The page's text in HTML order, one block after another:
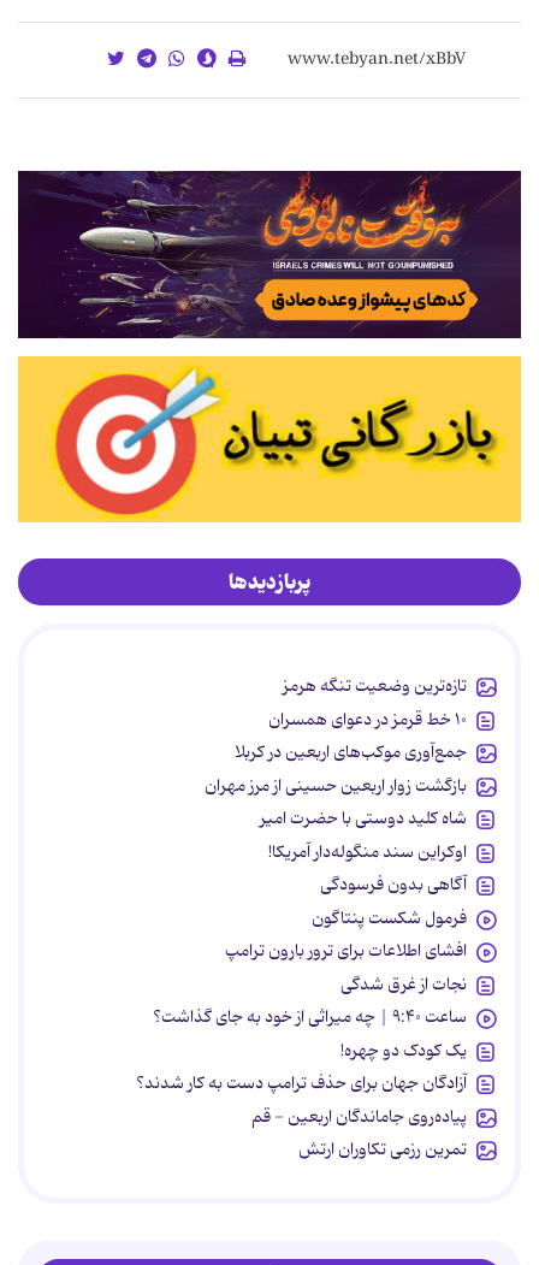
پربازدیدها
تازه‌ترین وضعیت تنگه هرمز
۱۰ خط قرمز در دعوای همسران
جمع‌آوری موکب‌های اربعین در کربلا
بازگشت زوار اربعین حسینی از مرز مهران
شاه کلید دوستی با حضرت امیر
اوکراین سند منگوله‌دار آمریکا!
آگاهی بدون فرسودگی
فرمول شکست پنتاگون
افشای اطلاعات برای ترور بارون ترامپ
نجات از غرق شدگی
ساعت ۹:۴۰ | چه میراثی از خود به جای گذاشت؟
یک کودک دو چهره!
آزادگان جهان برای حذف ترامپ دست به کار شدند؟
پیاده‌روی جاماندگان اربعین - قم
تمرین رزمی تکاوران ارتش